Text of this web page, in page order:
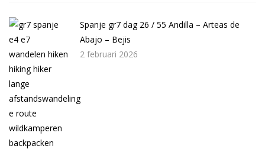
Spanje gr7 dag 26 / 55 Andilla – Arteas de
Abajo – Bejis
2 februari 2026